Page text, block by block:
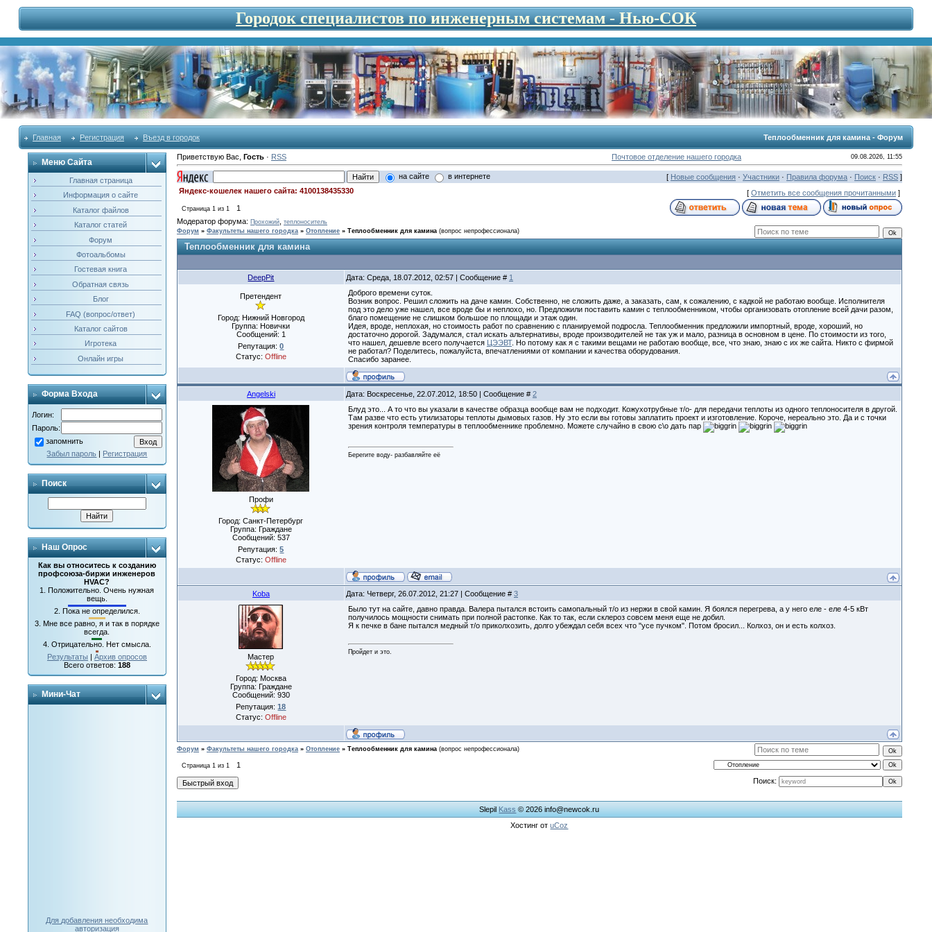
Городок специалистов по инженерным системам - Нью-СОК
Главная Регистрация Въезд в городок Теплообменник для камина - Форум
Меню Сайта
Главная страница
Информация о сайте
Каталог файлов
Каталог статей
Форум
Фотоальбомы
Гостевая книга
Обратная связь
Блог
FAQ (вопрос/ответ)
Каталог сайтов
Игротека
Онлайн игры
Форма Входа
Логин:
Пароль:
запомнить
Забыл пароль | Регистрация
Поиск
Наш Опрос
Как вы относитесь к созданию
профсоюза-биржи инженеров
HVAC?
1.Положительно. Очень нужная
вещь.
2. Пока не определился.
3. Мне все равно, я и так в порядке
всегда.
4. Отрицательно. Нет смысла.
Результаты | Архив опросов
Всего ответов: 188
Мини-Чат
Для добавления необходима
авторизация
Приветствую Вас Гость· RSS Почтовое отделение нашего городка 09.08.2026, 11:55
на сайте в интернете [ Новые сообщения· Участники· Правила форума· Поиск· RSS]
Яндекс-кошелек нашего сайта: 4100138435330
[ Отметить все сообщения прочитанными]
Страница 1 из 1
1
Модератор форума: Прохожий, теплоноситель
Форум » Факультеты нашего городка » Отопление » Теплообменник для камина (вопрос непрофессионала)
Теплообменник для камина
DeepPit Дата: Среда, 18.07.2012, 02:57 | Сообщение # 1
Претендент
Город: Нижний Новгород
Группа: Новички
Сообщений: 1
Репутация:0
Статус: Offline
Доброго времени суток.
Возник вопрос. Решил сложить на даче камин. Собственно, не сложить даже, а заказать, сам, к сожалению, с кадкой не работаю вообще. Исполнителя
под это дело уже нашел, все вроде бы и неплохо, но. Предложили поставить камин с теплообменником, чтобы организовать отопление всей дачи разом,
благо помещение не слишком большое по площади и этаж один.
Идея, вроде, неплохая, но стоимость работ по сравнению с планируемой подросла. Теплообменник предложили импортный, вроде, хороший, но
достаточно дорогой. Задумался, стал искать альтернативы, вроде производителей не так уж и мало, разница в основном в цене. По стоимости из того,
что нашел, дешевле всего получается ЦЭЭВТ. Но потому как я с такими вещами не работаю вообще, все, что знаю, знаю с их же сайта. Никто с фирмой
не работал? Поделитесь, пожалуйста, впечатлениями от компании и качества оборудования.
Спасибо заранее.
Angelski Дата: Воскресенье, 22.07.2012, 18:50 | Сообщение # 2
Профи
Город: Санкт-Петербург
Группа: Граждане
Сообщений: 537
Репутация:5
Статус: Offline
Блуд это... А то что вы указали в качестве образца вообще вам не подходит. Кожухотрубные т/о- для передачи теплоты из одного теплоносителя в другой.
Там разве что есть утилизаторы теплоты дымовых газов. Ну это если вы готовы заплатить проект и изготовление. Короче, нереально это. Да и с точки
зрения контроля температуры в теплообменнике проблемно. Можете случайно в свою с\о дать пар
Берегите воду- разбавляйте её
Koba Дата: Четверг, 26.07.2012, 21:27 | Сообщение # 3
Мастер
Город: Москва
Группа: Граждане
Сообщений: 930
Репутация:18
Статус: Offline
Было тут на сайте, давно правда. Валера пытался встоить самопальный т/о из нержи в свой камин. Я боялся перегрева, а у него еле - еле 4-5 кВт
получилось мощности снимать при полной растопке. Как то так, если склероз совсем меня еще не добил.
Я к печке в бане пытался медный т/о приколхозить, долго убеждал себя всех что "усе пучком". Потом бросил... Колхоз, он и есть колхоз.
Пройдет и это.
Форум » Факультеты нашего городка » Отопление » Теплообменник для камина (вопрос непрофессионала)
Страница 1 из 1
1
Поиск:
SlepilKass © 2026 info@newcok.ru
Хостинг отuCoz